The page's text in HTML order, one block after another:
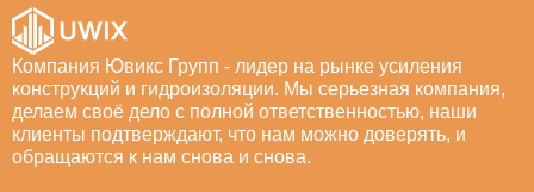
Компания Ювикс Групп - лидер на рынке усиления
конструкций и гидроизоляции. Мы серьезная компания,
делаем своё дело с полной ответственностью, наши
клиенты подтверждают, что нам можно доверять, и
обращаются к нам снова и снова.